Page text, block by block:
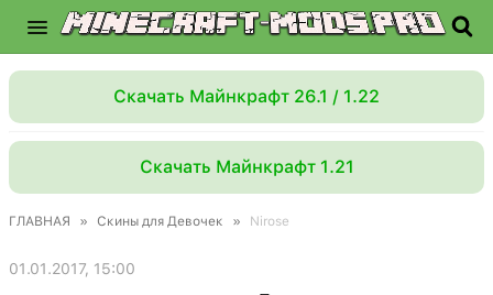
Скачать Майнкрафт 26.1 / 1.22
Скачать Майнкрафт 1.21
ГЛАВНАЯ » Скины для Девочек » Nirose
01.01.2017, 15:00